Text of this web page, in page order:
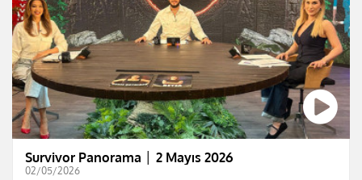
Survivor Panorama │ 2 Mayıs 2026
02/05/2026